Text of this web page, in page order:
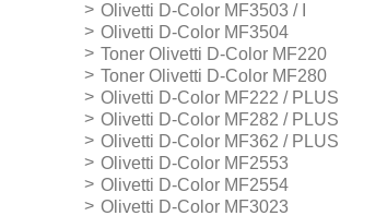
Olivetti D-Color MF3503 / I
Olivetti D-Color MF3504
Toner Olivetti D-Color MF220
Toner Olivetti D-Color MF280
Olivetti D-Color MF222 / PLUS
Olivetti D-Color MF282 / PLUS
Olivetti D-Color MF362 / PLUS
Olivetti D-Color MF2553
Olivetti D-Color MF2554
Olivetti D-Color MF3023